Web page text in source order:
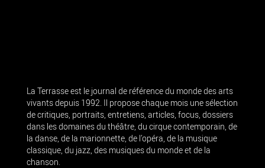
La Terrasse est le journal de référence du monde des arts
vivants depuis 1992. Il propose chaque mois une sélection
de critiques, portraits, entretiens, articles, focus, dossiers
dans les domaines du théâtre, du cirque contemporain, de
la danse, de la marionnette, de l’opéra, de la musique
classique, du jazz, des musiques du monde et de la
chanson.